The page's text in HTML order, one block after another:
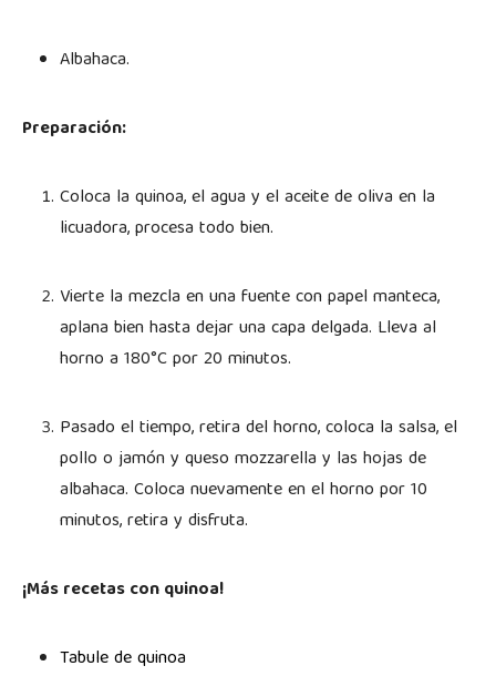
Albahaca.
Preparación:
Coloca la quinoa, el agua y el aceite de oliva en la
licuadora, procesa todo bien.
Vierte la mezcla en una fuente con papel manteca,
aplana bien hasta dejar una capa delgada. Lleva al
horno a 180°C por 20 minutos.
Pasado el tiempo, retira del horno, coloca la salsa, el
pollo o jamón y queso mozzarella y las hojas de
albahaca. Coloca nuevamente en el horno por 10
minutos, retira y disfruta.
¡Más recetas con quinoa!
Tabule de quinoa